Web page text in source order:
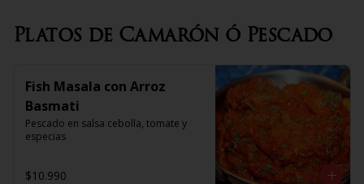
Platos de Camarón ó Pescado
Fish Masala con Arroz
Basmati
Pescado en salsa cebolla, tomate y
especias
$10.990